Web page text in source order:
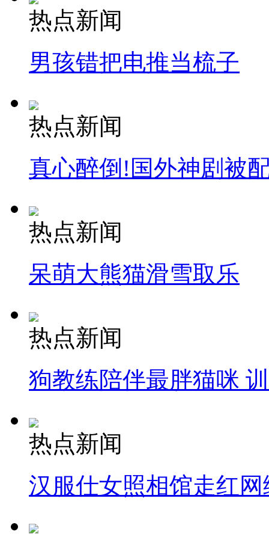
热点新闻
男孩错把电推当梳子
热点新闻
真心醉倒!国外神剧被
热点新闻
呆萌大熊猫滑雪取乐
热点新闻
狗教练陪伴最胖猫咪
热点新闻
汉服仕女照相馆走红网